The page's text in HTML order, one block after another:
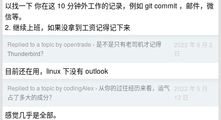
以找一下 你在这 10 分钟外工作的记录，例如 git commit ，邮件，微
信等。
2. 继续上班，如果没拿到工资记得记下来
Replied to a topic by opentrade › 是不是只有老司机才记得
Thunderbird？
2022 年 6 月 2
日
目前还在用，linux 下没有 outlook
Replied to a topic by codingAlex › 从你的过往经历来看，运气
占了多大的成分？
2022 年 5 月
12 日
感觉几乎是全部。